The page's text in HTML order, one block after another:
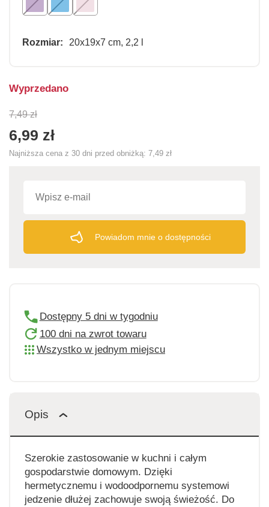
Rozmiar: 20x19x7 cm, 2,2 l
7,49 zł
6,99 zł
Najniższa cena z 30 dni przed obniżką: 7,49 zł
Wyprzedano
Powiadom mnie o dostępności
Dostępny 5 dni w tygodniu
100 dni na zwrot towaru
Wszystko w jednym miejscu
Opis
Szerokie zastosowanie w kuchni i całym
gospodarstwie domowym. Dzięki
hermetycznemu i wodoodpornemu systemowi
jedzenie dłużej zachowuje swoją świeżość. Do